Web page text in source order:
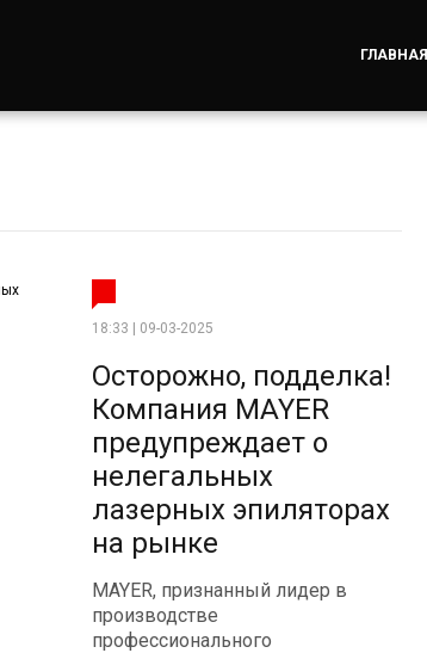
ГЛАВНАЯ
18:33 | 09-03-2025
Осторожно, подделка!
Компания MAYER
предупреждает о
нелегальных
лазерных эпиляторах
на рынке
MAYER, признанный лидер в
производстве
профессионального